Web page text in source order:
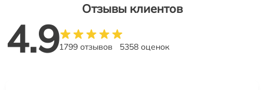
Отзывы клиентов
4.91799 отзывов 5358 оценок